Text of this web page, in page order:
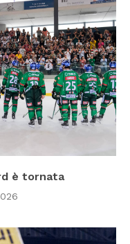
è tornata